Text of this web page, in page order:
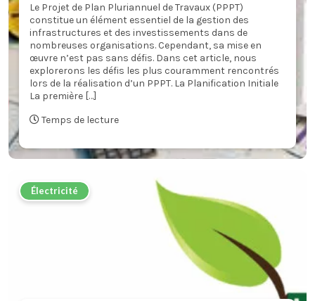
Le Projet de Plan Pluriannuel de Travaux (PPPT)
constitue un élément essentiel de la gestion des
infrastructures et des investissements dans de
nombreuses organisations. Cependant, sa mise en
œuvre n’est pas sans défis. Dans cet article, nous
explorerons les défis les plus couramment rencontrés
lors de la réalisation d’un PPPT. La Planification Initiale
La première […]
Temps de lecture
Électricité